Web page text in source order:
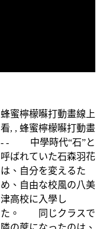
蜂蜜檸檬囌打動畫線上
看, , 蜂蜜檸檬囌打動畫
- - 中學時代“⽯”と
呼ばれていた⽯森⽻花
は、⾃分を変えるた
め、⾃由な校⾵の⼋美
津⾼校に⼊學し
た。 同じクラスで